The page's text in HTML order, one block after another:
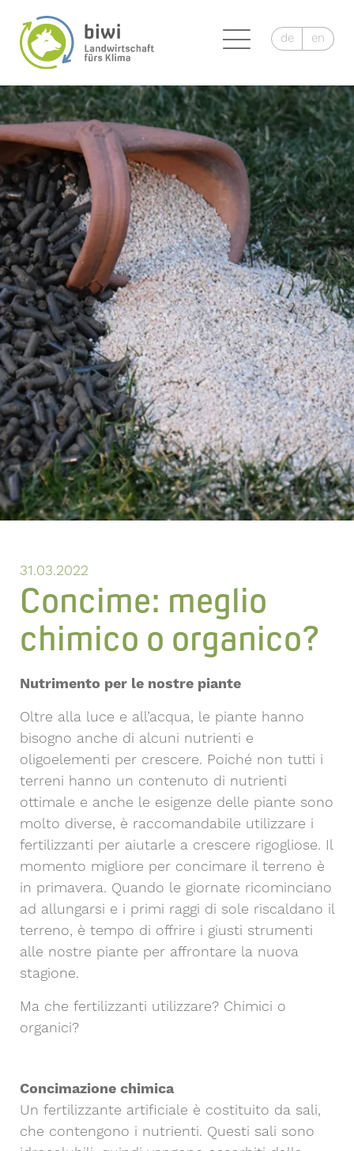
de en
31.03.2022
Concime: meglio
chimico o organico?
Nutrimento per le nostre piante
Oltre alla luce e all’acqua, le piante hanno
bisogno anche di alcuni nutrienti e
oligoelementi per crescere. Poiché non tutti i
terreni hanno un contenuto di nutrienti
ottimale e anche le esigenze delle piante sono
molto diverse, è raccomandabile utilizzare i
fertilizzanti per aiutarle a crescere rigogliose. Il
momento migliore per concimare il terreno è
in primavera. Quando le giornate ricominciano
ad allungarsi e i primi raggi di sole riscaldano il
terreno, è tempo di offrire i giusti strumenti
alle nostre piante per affrontare la nuova
stagione.
Ma che fertilizzanti utilizzare? Chimici o
organici?
Concimazione chimica
Un fertilizzante artificiale è costituito da sali,
che contengono i nutrienti. Questi sali sono